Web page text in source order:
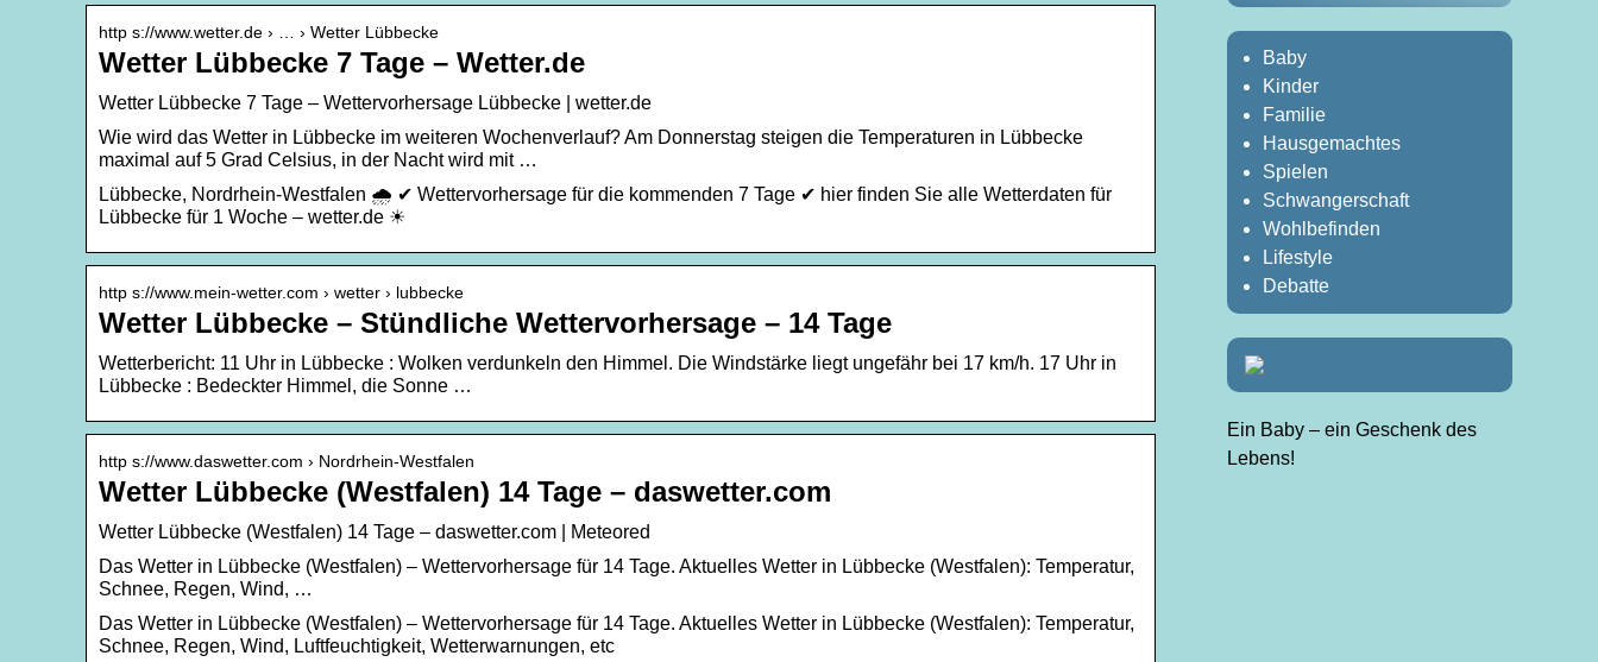
http s://www.wetter.de › … › Wetter Lübbecke
Wetter Lübbecke 7 Tage – Wetter.de
Wetter Lübbecke 7 Tage – Wettervorhersage Lübbecke | wetter.de
Wie wird das Wetter in Lübbecke im weiteren Wochenverlauf? Am Donnerstag steigen die Temperaturen in Lübbecke
maximal auf 5 Grad Celsius, in der Nacht wird mit …
Lübbecke, Nordrhein-Westfalen 🌧️ ✔ Wettervorhersage für die kommenden 7 Tage ✔ hier finden Sie alle Wetterdaten für
Lübbecke für 1 Woche – wetter.de ☀
http s://www.mein-wetter.com › wetter › lubbecke
Wetter Lübbecke – Stündliche Wettervorhersage – 14 Tage
Wetterbericht: 11 Uhr in Lübbecke : Wolken verdunkeln den Himmel. Die Windstärke liegt ungefähr bei 17 km/h. 17 Uhr in
Lübbecke : Bedeckter Himmel, die Sonne …
http s://www.daswetter.com › Nordrhein-Westfalen
Wetter Lübbecke (Westfalen) 14 Tage – daswetter.com
Wetter Lübbecke (Westfalen) 14 Tage – daswetter.com | Meteored
Das Wetter in Lübbecke (Westfalen) – Wettervorhersage für 14 Tage. Aktuelles Wetter in Lübbecke (Westfalen): Temperatur,
Schnee, Regen, Wind, …
Das Wetter in Lübbecke (Westfalen) – Wettervorhersage für 14 Tage. Aktuelles Wetter in Lübbecke (Westfalen): Temperatur,
Schnee, Regen, Wind, Luftfeuchtigkeit, Wetterwarnungen, etc
Baby
Kinder
Familie
Hausgemachtes
Spielen
Schwangerschaft
Wohlbefinden
Lifestyle
Debatte
Ein Baby – ein Geschenk des
Lebens!